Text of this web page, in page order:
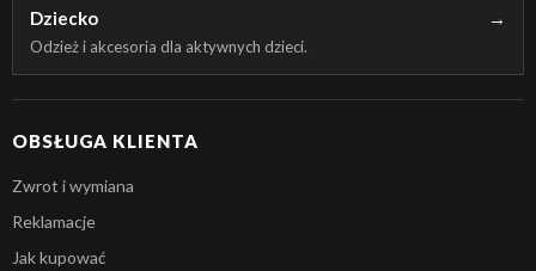
Dziecko →
Odzież i akcesoria dla aktywnych dzieci.
OBSŁUGA KLIENTA
Zwrot i wymiana
Reklamacje
Jak kupować